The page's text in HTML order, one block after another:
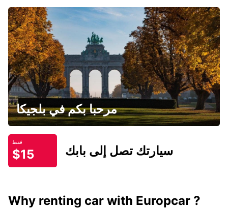
مرحبا بكم في بلجيكا
فقط
$15 سيارتك تصل إلى بابك
Why renting car with Europcar ?